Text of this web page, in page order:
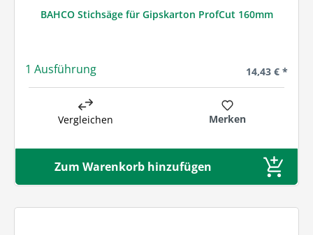
BAHCO Stichsäge für Gipskarton ProfCut 160mm
1 Ausführung Regulärer
14,43 € *
Vergleichen Merken
Zum Warenkorb hinzufügen